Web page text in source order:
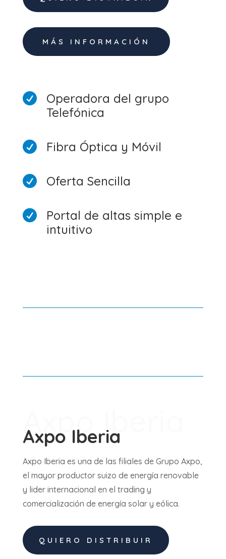
MÁS INFORMACIÓN

Operadora del grupo
Telefónica
 Fibra Óptica y Móvil
 Oferta Sencilla

Portal de altas simple e
intuitivo
Axpo Iberia
Axpo Iberia
Axpo Iberia es una de las filiales de Grupo Axpo,
el mayor productor suizo de energía renovable
y lider internacional en el trading y
comercialización de energía solar y eólica.
QUIERO DISTRIBUIR